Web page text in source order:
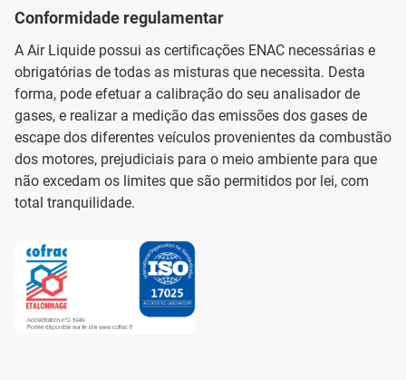
Conformidade regulamentar
A Air Liquide possui as certificações ENAC necessárias e
obrigatórias de todas as misturas que necessita. Desta
forma, pode efetuar a calibração do seu analisador de
gases, e realizar a medição das emissões dos gases de
escape dos diferentes veículos provenientes da combustão
dos motores, prejudiciais para o meio ambiente para que
não excedam os limites que são permitidos por lei, com
total tranquilidade.